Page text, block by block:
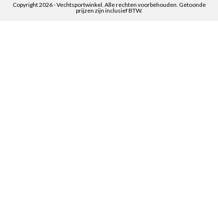
Copyright 2026 - Vechtsportwinkel. Alle rechten voorbehouden. Getoonde
prijzen zijn inclusief BTW.